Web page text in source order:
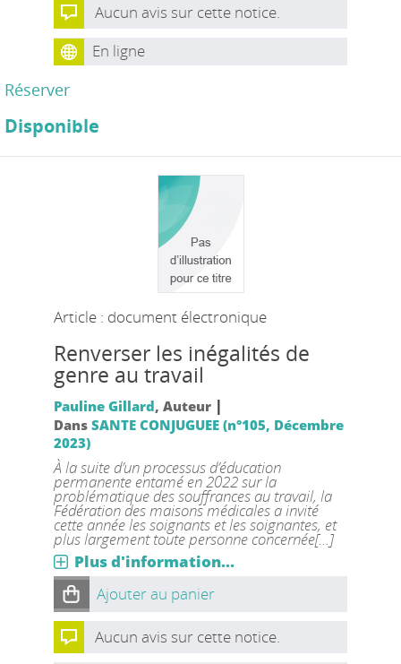
Aucun avis sur cette notice.
En ligne
Réserver
Disponible
Article : document électronique
Renverser les inégalités de
genre au travail
Pauline Gillard, Auteur |
Dans SANTE CONJUGUEE (n°105, Décembre
2023)
À la suite d’un processus d’éducation
permanente entamé en 2022 sur la
problématique des souffrances au travail, la
Fédération des maisons médicales a invité
cette année les soignants et les soignantes, et
plus largement toute personne concernée[...]
Plus d'information...
Ajouter au panier
Aucun avis sur cette notice.